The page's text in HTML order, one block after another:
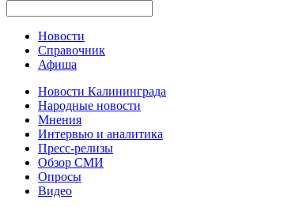
Новости
Справочник
Афиша
Новости Калининграда
Народные новости
Мнения
Интервью и аналитика
Пресс-релизы
Обзор СМИ
Опросы
Видео